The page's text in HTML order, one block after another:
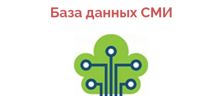
База данных СМИ